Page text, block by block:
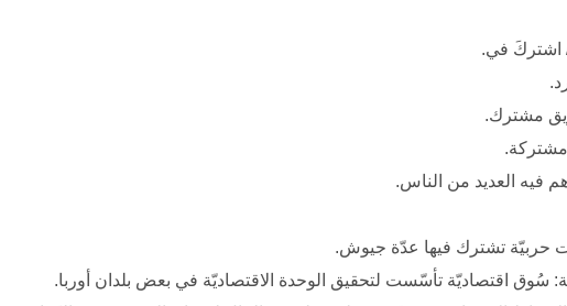
اشتركَ في.
مشترك.
العديد من الناس.
حربيّة تشترك فيها عدّة جيوش.
سُوق اقتصاديّة تأسّست لتحقيق الوحدة الاقتصاديّة في بعض بلدان أوربا.